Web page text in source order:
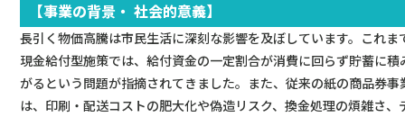
【事業の背景・ 社会的意義】
長引く物価高騰は市民生活に深刻な影響を及ぼしています。これま
現金給付型施策では、給付資金の一定割合が消費に回らず貯蓄に積
がるという問題が指摘されてきました。また、従来の紙の商品券事
は、印刷・配送コストの肥大化や偽造リスク、換金処理の煩雑さ、